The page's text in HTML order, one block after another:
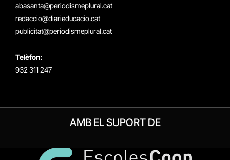
abasanta@periodismeplural.cat
redaccio@diarieducacio.cat
publicitat@periodismeplural.cat
Telèfon:
932 311 247
AMB EL SUPORT DE